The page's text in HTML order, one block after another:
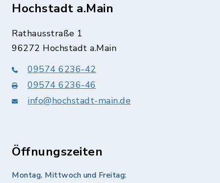
Hochstadt a.Main
Rathausstraße 1
96272 Hochstadt a.Main
09574 6236-42
09574 6236-46
info@hochstadt-main.de
Öffnungszeiten
Montag, Mittwoch und Freitag: